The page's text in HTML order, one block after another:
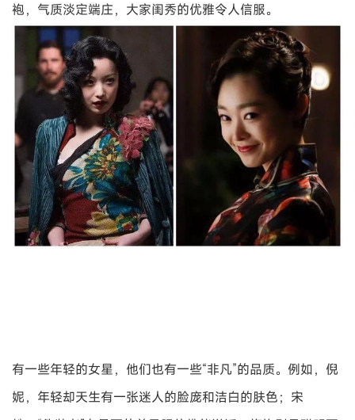
袍，气质淡定端庄，大家闺秀的优雅令人信服。
有一些年轻的女星，他们也有一些“非凡”的品质。例如，倪
妮，年轻却天生有一张迷人的脸庞和洁白的肤色；宋